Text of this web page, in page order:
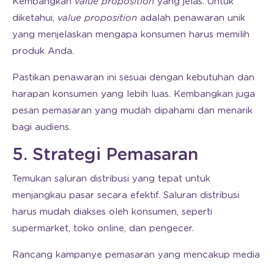
diketahui, value proposition adalah penawaran unik
yang menjelaskan mengapa konsumen harus memilih
produk Anda.
Pastikan penawaran ini sesuai dengan kebutuhan dan
harapan konsumen yang lebih luas. Kembangkan juga
pesan pemasaran yang mudah dipahami dan menarik
bagi audiens.
5. Strategi Pemasaran
Temukan saluran distribusi yang tepat untuk
menjangkau pasar secara efektif. Saluran distribusi
harus mudah diakses oleh konsumen, seperti
supermarket, toko online, dan pengecer.
Rancang kampanye pemasaran yang mencakup media